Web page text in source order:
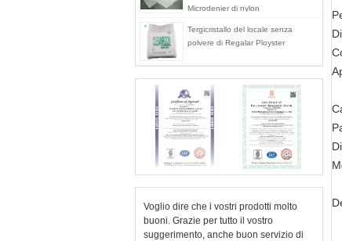
Microdenier di nylon
Tergicristallo del locale senza
polvere di Regalar Ployster
Voglio dire che i vostri prodotti molto
buoni. Grazie per tutto il vostro
suggerimento, anche buon servizio di